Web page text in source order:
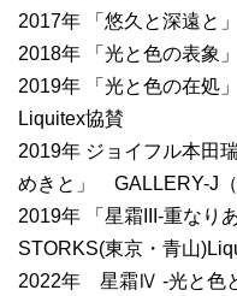
2017年 「悠久と深遠と
2018年 「光と色の表象
2019年 「光と色の在処
Liquitex協賛
2019年 ジョイフル本田
めきと」 GALLERY-J（
2019年 「星霜III-重な
STORKS(東京・青山
2022年 星霜Ⅳ -光と色